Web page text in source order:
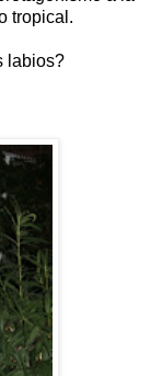
tropical.
labios?